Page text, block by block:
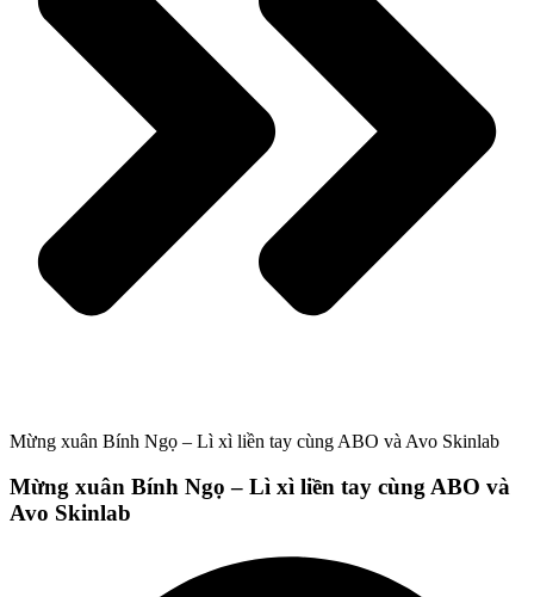
Mừng xuân Bính Ngọ – Lì xì liền tay cùng ABO và Avo Skinlab
Mừng xuân Bính Ngọ – Lì xì liền tay cùng ABO và
Avo Skinlab